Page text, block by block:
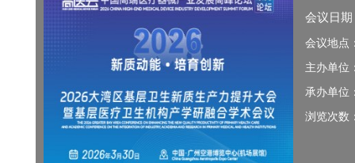
会议日期
会议地点
主办单位
承办单位
浏览次数